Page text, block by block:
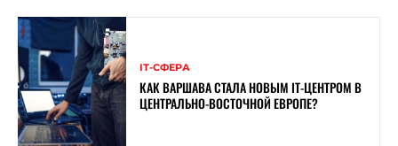
ІТ-СФЕРА
КАК ВАРШАВА СТАЛА НОВЫМ IT-ЦЕНТРОМ В
ЦЕНТРАЛЬНО-ВОСТОЧНОЙ ЕВРОПЕ?